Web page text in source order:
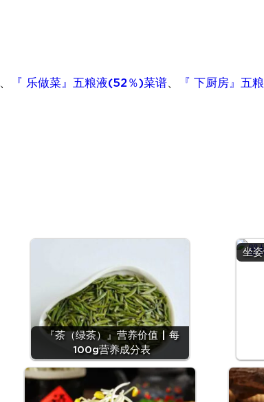
、 『 乐做菜』五粮液(52％)菜谱、 『 下厨房』五
『茶（绿茶）』营养价值 | 每
100g营养成分表
坐